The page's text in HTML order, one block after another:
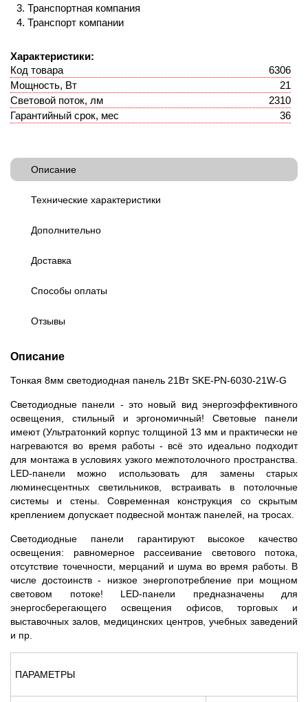
Транспортная компания
Транспорт компании
Характеристики:
Код товара
6306
Мощность, Вт
21
Световой поток, лм
2310
Гарантийный срок, мес
36
Описание
Технические характеристики
Дополнительно
Доставка
Способы оплаты
Отзывы
Описание
Тонкая 8мм светодиодная панель 21Вт SKE-PN-6030-21W-G
Светодиодные панели - это новый вид энергоэффективного
освещения, стильный и эргономичный! Световые панели
имеют (Ультратонкий корпус толщиной 13 мм и практически не
нагреваются во время работы - всё это идеально подходит
для монтажа в условиях узкого межпотолочного пространства.
LED-панели можно использовать для замены старых
люминесцентных светильников, встраивать в потолочные
системы и стены. Современная конструкция со скрытым
креплением допускает подвесной монтаж панелей, на тросах.
Светодиодные панели гарантируют высокое качество
освещения: равномерное рассеивание светового потока,
отсутствие точечности, мерцаний и шума во время работы. В
числе достоинств - низкое энергопотребление при мощном
световом потоке! LED-панели предназначены для
энергосберегающего освещения офисов, торговых и
выставочных залов, медицинских центров, учебных заведений
и пр.
ПАРАМЕТРЫ